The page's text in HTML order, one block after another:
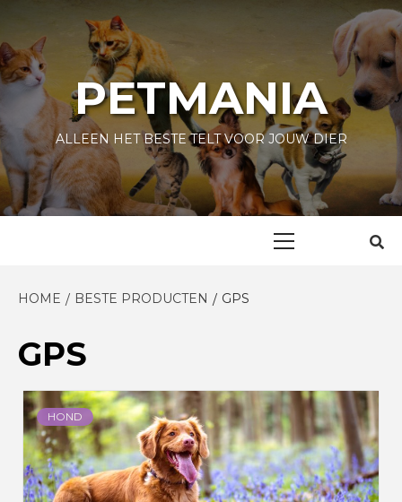
content
PETMANIA
ALLEEN HET BESTE TELT VOOR JOUW DIER
HOME BESTE PRODUCTEN GPS
GPS
HOND